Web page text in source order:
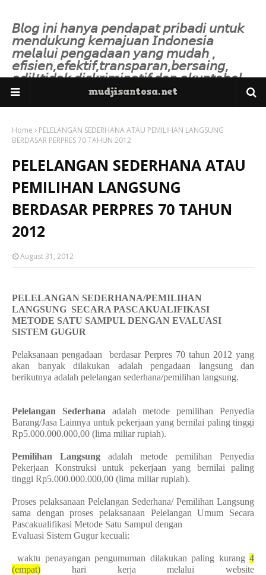
𝘉𝘭𝘰𝘨 𝘪𝘯𝘪 𝘩𝘢𝘯𝘺𝘢 𝘱𝘦𝘯𝘥𝘢𝘱𝘢𝘵 𝘱𝘳𝘪𝘣𝘢𝘥𝘪 𝘶𝘯𝘵𝘶𝘬
𝘮𝘦𝘯𝘥𝘶𝘬𝘶𝘯𝘨 𝘬𝘦𝘮𝘢𝘫𝘶𝘢𝘯 𝘐𝘯𝘥𝘰𝘯𝘦𝘴𝘪𝘢
𝘮𝘦𝘭𝘢𝘭𝘶𝘪 𝘱𝘦𝘯𝘨𝘢𝘥𝘢𝘢𝘯 𝘺𝘢𝘯𝘨 𝘮𝘶𝘥𝘢𝘩 ,
𝘦𝘧𝘪𝘴𝘪𝘦𝘯,𝘦𝘧𝘦𝘬𝘵𝘪𝘧,𝘵𝘳𝘢𝘯𝘴𝘱𝘢𝘳𝘢𝘯,𝘣𝘦𝘳𝘴𝘢𝘪𝘯𝘨,
𝘢𝘥𝘪𝘭/𝘵𝘪𝘥𝘢𝘬 𝘥𝘪𝘴𝘬𝘳𝘪𝘮𝘪𝘯𝘢𝘵𝘪𝘧 𝘥𝘢𝘯 𝘢𝘬𝘶𝘯𝘵𝘢𝘣𝘦𝘭.
Home
PELELANGAN SEDERHANA ATAU PEMILIHAN LANGSUNG
BERDASAR PERPRES 70 TAHUN 2012
PELELANGAN SEDERHANA ATAU
PEMILIHAN LANGSUNG
BERDASAR PERPRES 70 TAHUN
2012
August 31, 2012
PELELANGAN SEDERHANA/PEMILIHAN
LANGSUNG SECARA PASCAKUALIFIKASI
METODE SATU SAMPUL DENGAN EVALUASI
SISTEM GUGUR
Pelaksanaan pengadaan
berdasar Perpres 70 tahun 2012 yang
akan banyak dilakukan adalah pengadaan langsung dan
berikutnya adalah pelelangan sederhana/pemilihan langsung.
Pelelangan Sederhana adalah metode pemilihan Penyedia
Barang/Jasa Lainnya untuk pekerjaan yang bernilai paling tinggi
Rp5.000.000.000,00 (lima miliar rupiah).
Pemilihan Langsung adalah metode pemilihan Penyedia
Pekerjaan Konstruksi untuk pekerjaan yang bernilai paling
tinggi Rp5.000.000.000,00 (lima miliar rupiah).
Proses pelaksanaan Pelelangan Sederhana/ Pemilihan Langsung
sama dengan proses pelaksanaan Pelelangan Umum Secara
Pascakualifikasi Metode Satu Sampul dengan
Evaluasi Sistem Gugur kecuali:
waktu penayangan pengumuman dilakukan paling kurang 4
(empat) hari kerja melalui website